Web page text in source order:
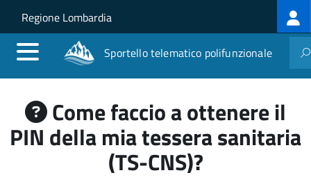
Salta al contenuto principale
Skip to site navigation
Regione Lombardia
Sportello telematico polifunzionale
Come faccio a ottenere il
PIN della mia tessera sanitaria
(TS-CNS)?